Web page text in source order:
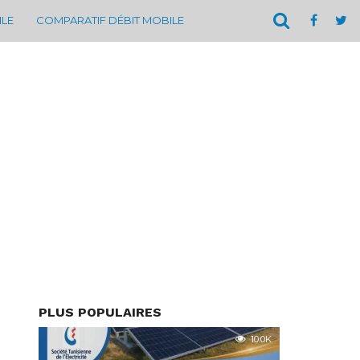
COMPARATIF DÉBIT MOBILE
PLUS POPULAIRES
10.0K